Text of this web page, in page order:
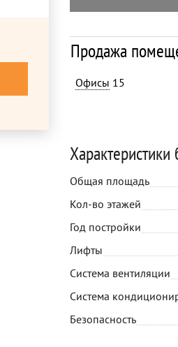
Продажа
Офисы 15
Характеристики
Общая площадь
Кол-во этажей
Год постройки
Лифты
Система вентиляции
Система
Безопасность